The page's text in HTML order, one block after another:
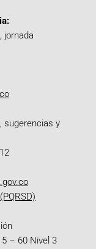
jornada
sugerencias y
5 – 60 Nivel 3